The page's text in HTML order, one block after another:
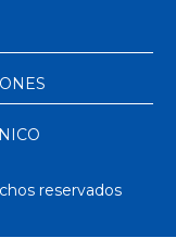
reservados